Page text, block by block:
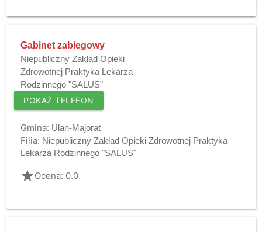
Gabinet zabiegowy
Niepubliczny Zakład Opieki
Zdrowotnej Praktyka Lekarza
Rodzinnego "SALUS"
POKAŻ TELEFON
Gmina: Ulan-Majorat
Filia: Niepubliczny Zakład Opieki Zdrowotnej Praktyka
Lekarza Rodzinnego "SALUS"
gradeOcena: 0.0